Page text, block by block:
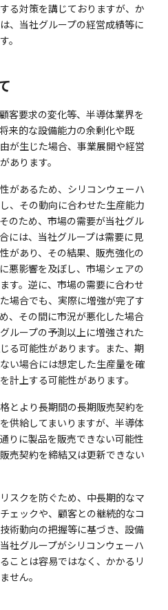
る対策を講じておりますが、か
、当社グループの経営成績等に
。
客要求の変化等、半導体業界を
来的な設備能力の余剰化や既
が生じた場合、事業展開や経営
あります。
があるため、シリコンウェーハ
、その動向に合わせた生産能力
のため、市場の需要が当社グル
には、当社グループは需要に見
があり、その結果、販売強化の
悪影響を及ぼし、市場シェアの
す。逆に、市場の需要に合わせ
場合でも、実際に増強が完了す
、その間に市況が悪化した場合
ループの予測以上に増強された
る可能性があります。また、期
い場合には想定した生産量を確
計上する可能性があります。
とより長期間の長期販売契約を
供給してまいりますが、半導体
りに製品を販売できない可能性
売契約を締結又は更新できない
スクを防ぐため、中長期的なマ
ェックや、顧客との継続的なコ
術動向の把握等に基づき、設備
社グループがシリコンウェーハ
ことは容易ではなく、かかるリ
せん。